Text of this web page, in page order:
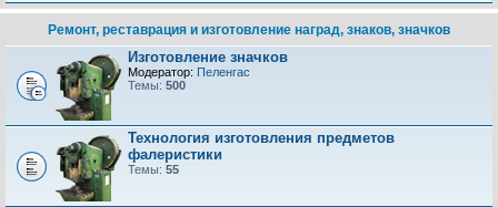
Ремонт, реставрация и изготовление наград, знаков, значков
Изготовление значков
Модератор: Пеленгас
Темы: 500
Технология изготовления предметов
фалеристики
Темы: 55